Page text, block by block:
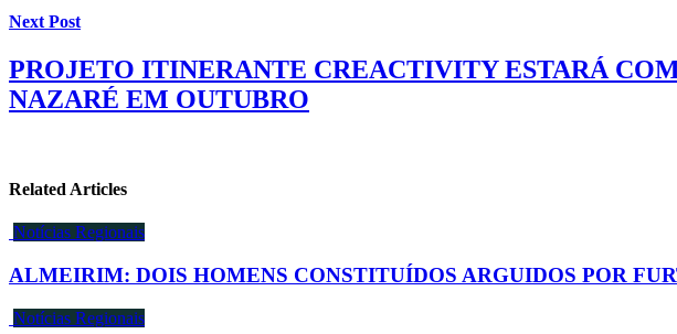
Next Post
PROJETO ITINERANTE CREACTIVITY ESTARÁ
NAZARÉ EM OUTUBRO
Related Articles
Notícias Regionais
ALMEIRIM: DOIS HOMENS CONSTITUÍDOS ARGUIDOS POR
Notícias Regionais